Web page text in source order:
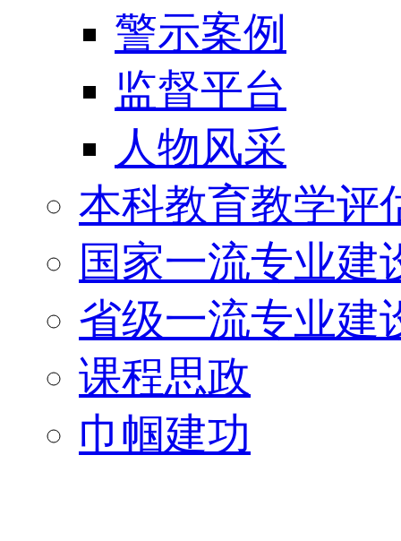
警示案例
监督平台
人物风采
本科教育教学评
国家一流专业建
省级一流专业建
课程思政
巾帼建功